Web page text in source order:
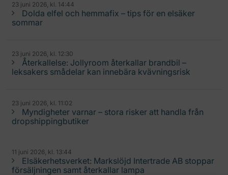
23 juni 2026, kl. 14:44
Dolda elfel och hemmafix – tips för en elsäker
sommar
23 juni 2026, kl. 12:30
Återkallelse: Jollyroom återkallar brandbil –
leksakers smådelar kan innebära kvävningsrisk
23 juni 2026, kl. 11:02
Myndigheter varnar – stora risker att handla från
dropshippingbutiker
11 juni 2026, kl. 13:44
Elsäkerhetsverket: Markslöjd Intertrade AB stoppar
försäljningen samt återkallar lampa